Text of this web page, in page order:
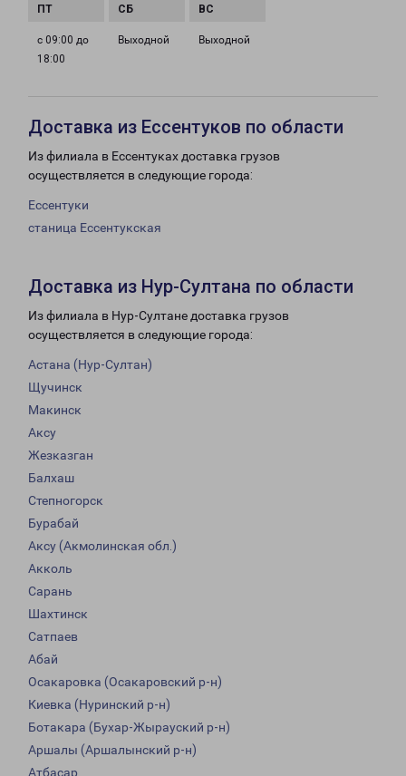
с 09:00 до
18:00
Выходной Выходной
Доставка из Ессентуков по области
Из филиала в Ессентуках доставка грузов
осуществляется в следующие города:
Ессентуки
станица Ессентукская
Доставка из Нур-Султана по области
Из филиала в Нур-Султане доставка грузов
осуществляется в следующие города:
Астана (Нур-Султан)
Щучинск
Макинск
Аксу
Жезказган
Балхаш
Степногорск
Бурабай
Аксу (Акмолинская обл.)
Акколь
Сарань
Шахтинск
Сатпаев
Абай
Осакаровка (Осакаровский р-н)
Киевка (Нуринский р-н)
Ботакара (Бухар-Жырауский р-н)
Аршалы (Аршалынский р-н)
Атбасар